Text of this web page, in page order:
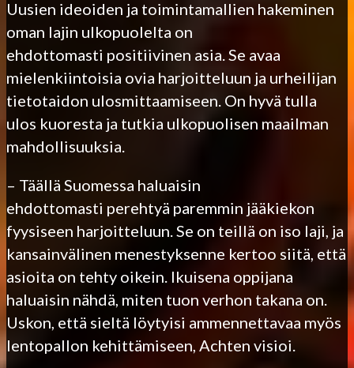
Uusien ideoiden ja toimintamallien hakeminen
oman lajin ulkopuolelta on
ehdottomasti positiivinen asia. Se avaa
mielenkiintoisia ovia harjoitteluun ja urheilijan
tietotaidon ulosmittaamiseen. On hyvä tulla
ulos kuoresta ja tutkia ulkopuolisen maailman
mahdollisuuksia.
– Täällä Suomessa haluaisin
ehdottomasti perehtyä paremmin jääkiekon
fyysiseen harjoitteluun. Se on teillä on iso laji, ja
kansainvälinen menestyksenne kertoo siitä, että
asioita on tehty oikein. Ikuisena oppijana
haluaisin nähdä, miten tuon verhon takana on.
Uskon, että sieltä löytyisi ammennettavaa myös
lentopallon kehittämiseen, Achten visioi.